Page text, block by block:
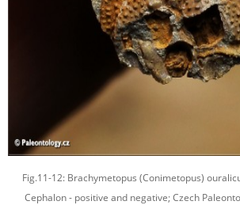
Fig.11-12: Brachymetopus (Conimetopus)
Cephalon - positive and negative; Czech